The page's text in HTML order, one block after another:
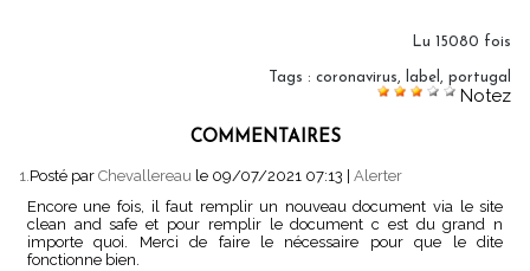
Lu 15080 fois
Tags : coronavirus, label , portugal
Notez
COMMENTAIRES
1. Posté par Chevallereau le 09/07/2021 07:13 | Alerter
Encore une fois, il faut remplir un nouveau document via le site
clean and safe et pour remplir le document c est du grand n
importe quoi. Merci de faire le nécessaire pour que le dite
fonctionne bien.